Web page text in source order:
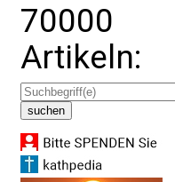
70000
Artikeln: